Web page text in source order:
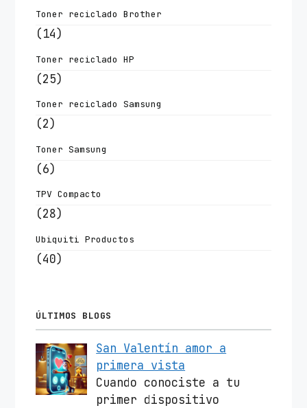
Toner reciclado Brother
(14)
Toner reciclado HP
(25)
Toner reciclado Samsung
(2)
Toner Samsung
(6)
TPV Compacto
(28)
Ubiquiti Productos
(40)
ÚLTIMOS BLOGS
San Valentín amor a
primera vista
Cuando conociste a tu
primer dispositivo